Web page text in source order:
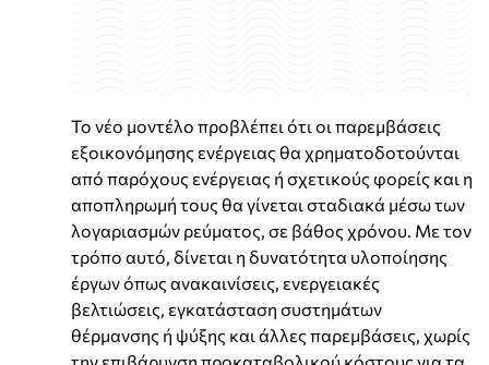
Το νέο μοντέλο προβλέπει ότι οι παρεμβάσεις
εξοικονόμησης ενέργειας θα χρηματοδοτούνται
από παρόχους ενέργειας ή σχετικούς φορείς και η
αποπληρωμή τους θα γίνεται σταδιακά μέσω των
λογαριασμών ρεύματος, σε βάθος χρόνου. Με τον
τρόπο αυτό, δίνεται η δυνατότητα υλοποίησης
έργων όπως ανακαινίσεις, ενεργειακές
βελτιώσεις, εγκατάσταση συστημάτων
θέρμανσης ή ψύξης και άλλες παρεμβάσεις, χωρίς
την επιβάρυνση προκαταβολικού κόστους για τα